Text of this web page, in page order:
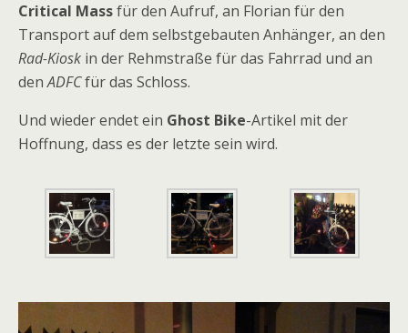
Critical Massfür den Aufruf, an Florian für den
Transport auf dem selbstgebauten Anhänger, an den
Rad-Kiosk in der Rehmstraße für das Fahrrad und an
denADFCfür das Schloss.
Und wieder endet ein Ghost Bike-Artikel mit der
Hoffnung, dass es der letzte sein wird.